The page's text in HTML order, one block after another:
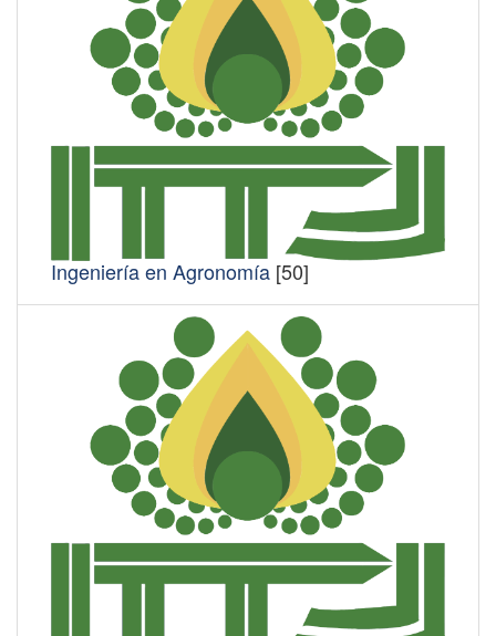
Ingeniería en Agronomía [50]